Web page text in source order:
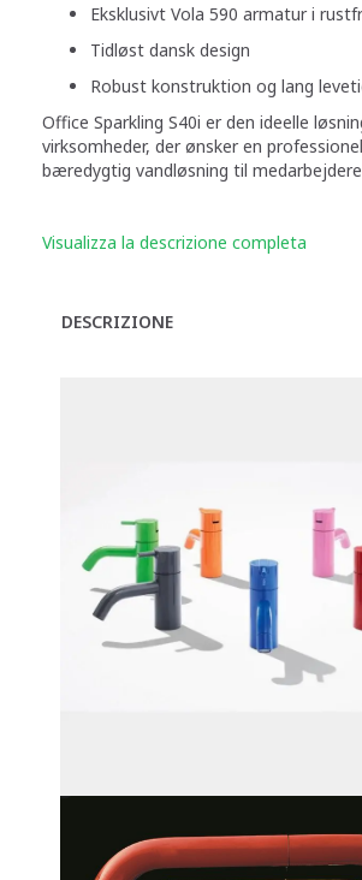
Eksklusivt Vola 590 armatur i
Tidløst dansk design
Robust konstruktion og lang
Office Sparkling S40i er den ideelle
virksomheder, der ønsker en
bæredygtig vandløsning til
Visualizza la descrizione completa
DESCRIZIONE